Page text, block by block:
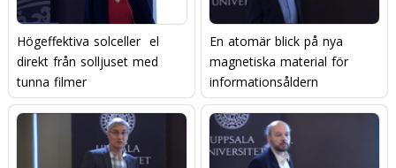
Högeffektiva solceller  el
direkt från solljuset med
tunna filmer
En atomär blick på nya
magnetiska material för
informationsåldern